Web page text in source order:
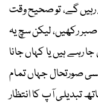
گے، تو صحیح وقت
رکھیں، لیکن سچ یہ
رہے ہیں یا کہاں جانا
صورتحال جہاں تمام
تبدیلی آپ کا انتظار